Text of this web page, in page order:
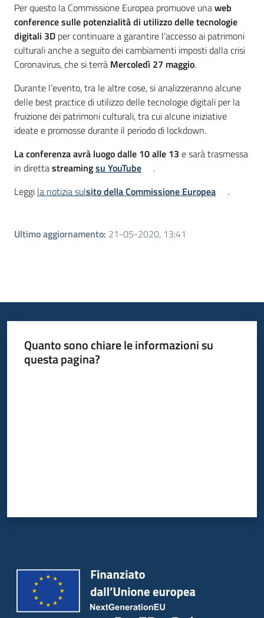
Per questo la Commissione Europea promuove unaweb
conferencesulle potenzialità di utilizzo delle tecnologie
digitali 3D per continuare a garantire l’accesso ai patrimoni
culturali anche a seguito dei cambiamenti imposti dalla crisi
Coronavirus, che si terrà Mercoledì 27 maggio.
Durante l’evento, tra le altre cose, si analizzeranno alcune
delle best practice di utilizzo delle tecnologie digitali per la
fruizione dei patrimoni culturali, tra cui alcune iniziative
ideate e promosse durante il periodo di lockdown.
La conferenza avrà luogo dalle 10 alle 13 e sarà trasmessa
in direttastreamingsu YouTube
.
Leggi la notizia sulsito della Commissione Europea .
Ultimo aggiornamento: 21-05-2020, 13:41
Quanto sono chiare le informazioni su
questa pagina?